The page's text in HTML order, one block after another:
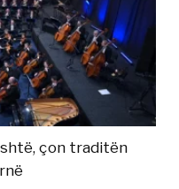
çon traditën